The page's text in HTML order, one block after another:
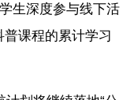
生深度参与线下活
课程的累计学习